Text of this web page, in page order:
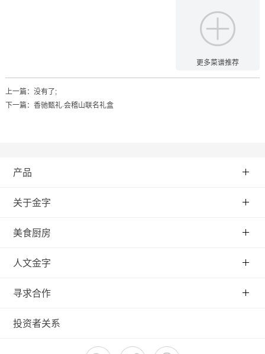
更多菜谱推荐
上一篇：没有了;
下一篇： 香驰甄礼·会稽山联名礼盒
产品
关于金字
美食厨房
人文金字
寻求合作
投资者关系